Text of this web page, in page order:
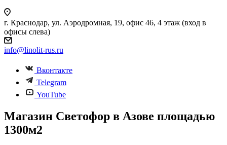
г. Краснодар, ул. Аэродромная, 19, офис 46, 4 этаж (вход в
офисы слева)
info@linolit-rus.ru
Вконтакте
Telegram
YouTube
Магазин Светофор в Азове площадью
1300м2